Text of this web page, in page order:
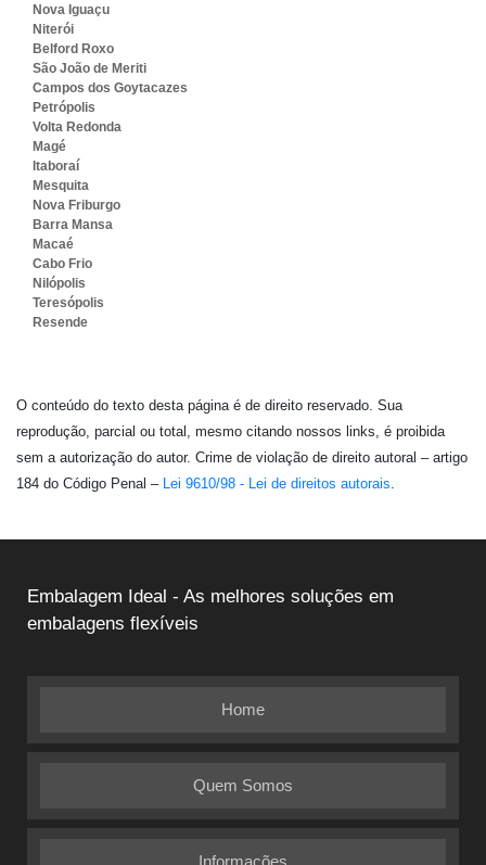
Nova Iguaçu
Niterói
Belford Roxo
São João de Meriti
Campos dos Goytacazes
Petrópolis
Volta Redonda
Magé
Itaboraí
Mesquita
Nova Friburgo
Barra Mansa
Macaé
Cabo Frio
Nilópolis
Teresópolis
Resende
O conteúdo do texto desta página é de direito reservado. Sua
reprodução, parcial ou total, mesmo citando nossos links, é proibida
sem a autorização do autor. Crime de violação de direito autoral – artigo
184 do Código Penal –
Lei 9610/98 - Lei de direitos autorais
Embalagem Ideal - As melhores soluções em
embalagens flexíveis
Home
Quem Somos
Informações